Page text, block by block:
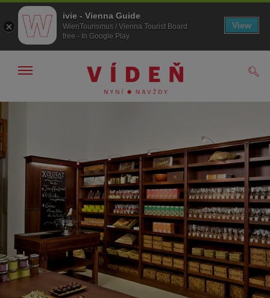
Přejít
na
Přejít
k obsahu
Zobrazit/skrýt
ivie - Vienna Guide
WienTourismus / Vienna Tourist Board
free - In Google Play
View